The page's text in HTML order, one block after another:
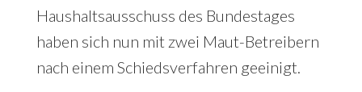
Haushaltsausschuss des Bundestages
haben sich nun mit zwei Maut-Betreibern
nach einem Schiedsverfahren geeinigt.